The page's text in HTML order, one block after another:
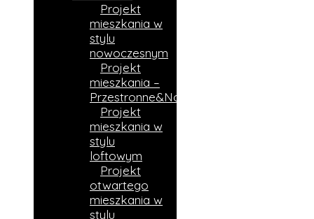
Projekt
mieszkania w
stylu
nowoczesnym
Projekt
mieszkania –
Przestronne&Nowoczesne
Projekt
mieszkania w
stylu
loftowym
Projekt
otwartego
mieszkania w
stylu